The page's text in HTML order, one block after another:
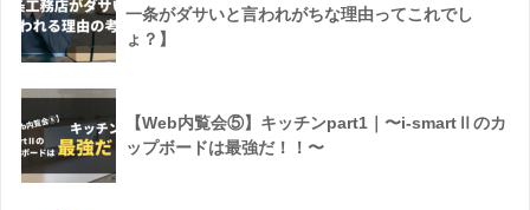
一条がダサいと言われがちな理由ってこれでし
ょ？】
【Web内覧会⑤】キッチンpart1｜〜i-smartⅡのカ
ップボードは最強だ！！〜